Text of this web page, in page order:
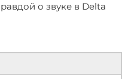
о звуке в Delta